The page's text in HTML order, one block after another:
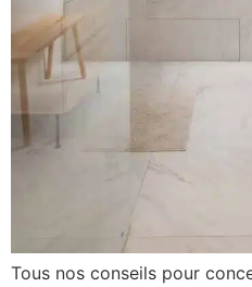
Tous nos conseils pour